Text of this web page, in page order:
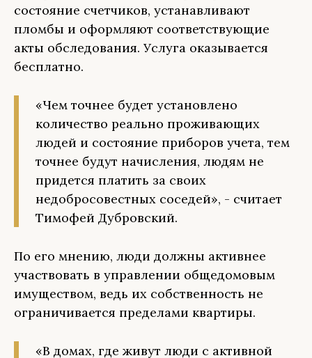
состояние счетчиков, устанавливают
пломбы и оформляют соответствующие
акты обследования. Услуга оказывается
бесплатно.
«Чем точнее будет установлено
количество реально проживающих
людей и состояние приборов учета, тем
точнее будут начисления, людям не
придется платить за своих
недобросовестных соседей», - считает
Тимофей Дубровский.
По его мнению, люди должны активнее
участвовать в управлении общедомовым
имуществом, ведь их собственность не
ограничивается пределами квартиры.
«В домах, где живут люди с активной